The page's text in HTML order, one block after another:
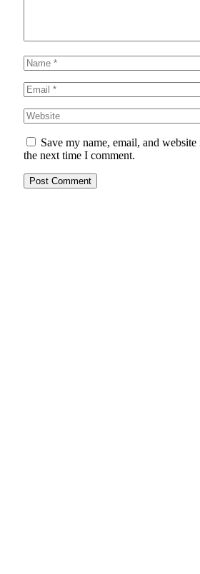
Save my name, email, and
the next time I comment.